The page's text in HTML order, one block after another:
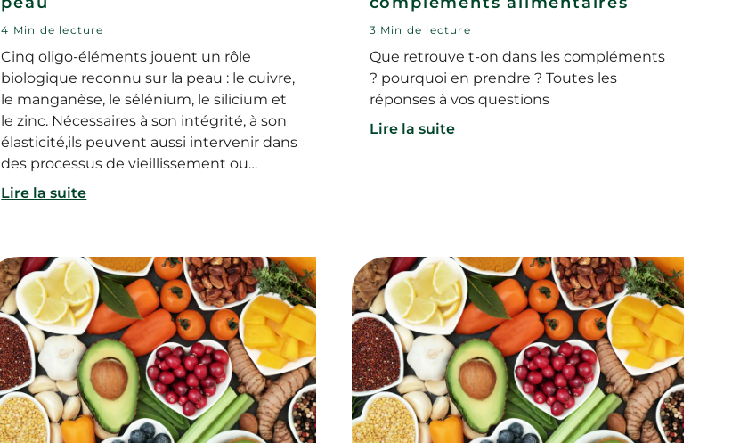
4 Min de lecture
Cinq oligo-éléments jouent un rôle
biologique reconnu sur la peau : le cuivre,
le manganèse, le sélénium, le silicium et
le zinc. Nécessaires à son intégrité, à son
élasticité,ils peuvent aussi intervenir dans
des processus de vieillissement ou
pathologiques comme l'inflammation.
Lire la suite
3 Min de lecture
Que retrouve t-on dans les compléments
? pourquoi en prendre ? Toutes les
réponses à vos questions
Lire la suite